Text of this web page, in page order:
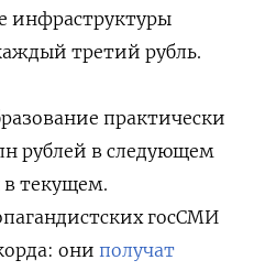
инфраструктуры
третий рубль.
практически
рублей в следующем
в текущем.
госСМИ
они получат